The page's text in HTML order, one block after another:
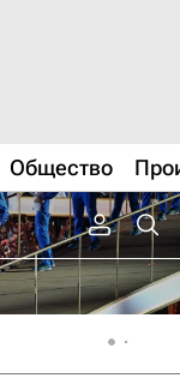
Общество